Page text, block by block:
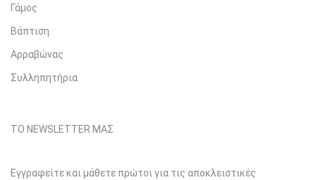
Γάμος
Βάπτιση
Αρραβώνας
Συλληπητήρια
ΤΟ NEWSLETTER ΜΑΣ
Εγγραφείτε και μάθετε πρώτοι για τις αποκλειστικές